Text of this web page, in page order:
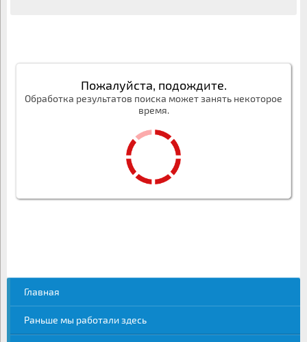
Пожалуйста, подождите.
Обработка результатов поиска может занять некоторое
время.
Главная
Раньше мы работали здесь